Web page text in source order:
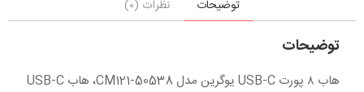
توضیحات نظرات (0)
توضیحات
هاب ۸ پورت USB-C یوگرین مدل CM121-50538، هاب USB-C